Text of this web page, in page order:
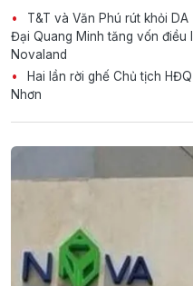
T&T và Văn Phú rút khỏi
Đại Quang Minh tăng vốn điều
Novaland
Hai lần rời ghế Chủ tịch
Nhơn